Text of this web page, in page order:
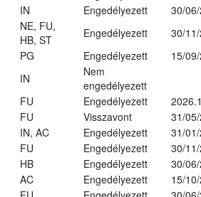
IN Engedélyezett
30/
NE, FU,
HB, ST
Engedélyezett
30/
PG Engedélyezett
15/
IN
Nem
engedélyezett
FU Engedélyezett
FU Visszavont
31/
IN, AC Engedélyezett
31/
FU Engedélyezett
30/
HB Engedélyezett
30/
AC Engedélyezett
15/